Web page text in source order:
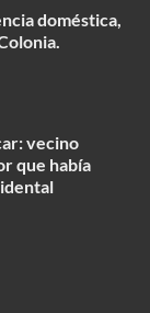
doméstica,
vecino
que había